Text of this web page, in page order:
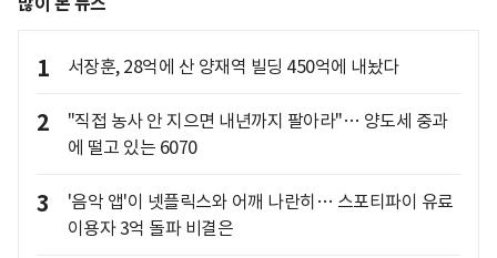
1 서장훈, 28억에 산 양재역 빌딩 450억에 내놨다
2
"직접 농사 안 지으면 내년까지 팔아라"… 양도세 중과
에 떨고 있는 6070
3
'음악 앱'이 넷플릭스와 어깨 나란히… 스포티파이 유료
이용자 3억 돌파 비결은